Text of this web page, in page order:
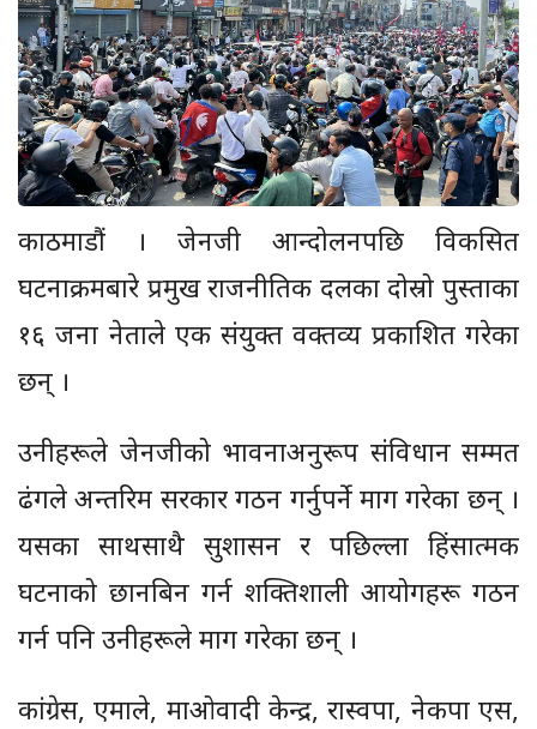
काठमाडौं । जेनजी आन्दोलनपछि विकसित
घटनाक्रमबारे प्रमुख राजनीतिक दलका दोस्रो पुस्ताका
१६ जना नेताले एक संयुक्त वक्तव्य प्रकाशित गरेका
छन् ।
उनीहरूले जेनजीको भावनाअनुरूप संविधान सम्मत
ढंगले अन्तरिम सरकार गठन गर्नुपर्ने माग गरेका छन् ।
यसका साथसाथै सुशासन र पछिल्ला हिंसात्मक
घटनाको छानबिन गर्न शक्तिशाली आयोगहरू गठन
गर्न पनि उनीहरूले माग गरेका छन् ।
कांग्रेस, एमाले, माओवादी केन्द्र, रास्वपा, नेकपा एस,